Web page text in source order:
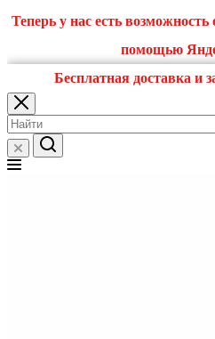
Теперь у нас есть
помощью
Бесплатная доставка и